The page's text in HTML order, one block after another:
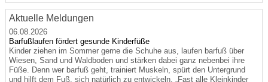
Aktuelle Meldungen
06.08.2026
Barfußlaufen fördert gesunde Kinderfüße
Kinder ziehen im Sommer gerne die Schuhe aus, laufen barfuß über
Wiesen, Sand und Waldboden und stärken dabei ganz nebenbei ihre
Füße. Denn wer barfuß geht, trainiert Muskeln, spürt den Untergrund
und hilft dem Fuß, sich natürlich zu entwickeln. „Fast alle Kleinkinder